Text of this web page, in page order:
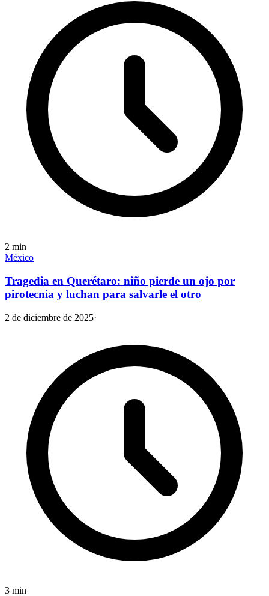
2 min
México
Tragedia en Querétaro: niño pierde un ojo por
pirotecnia y luchan para salvarle el otro
2 de diciembre de 2025·
3 min